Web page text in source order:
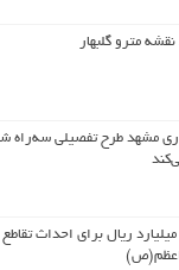
نقشه مترو گلبهار
مشهد طرح تفصیلی سه‌راه
۱۳۰۰میلیارد ریال برای احداث